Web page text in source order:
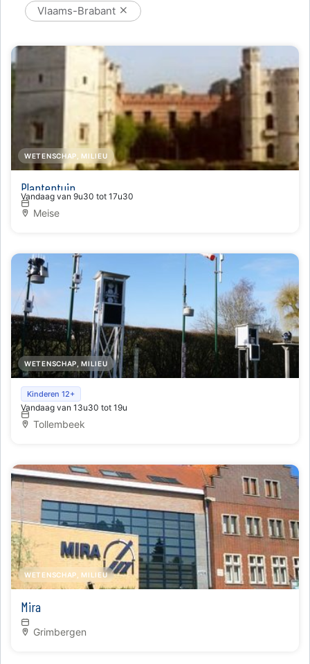
Vlaams-Brabant
WETENSCHAP, MILIEU
Plantentuin
Vandaag van 9u30 tot 17u30
Meise
WETENSCHAP, MILIEU
Weerstation bezoeken
Kinderen 12+
Vandaag van 13u30 tot 19u
Tollembeek
WETENSCHAP, MILIEU
Mira
Grimbergen